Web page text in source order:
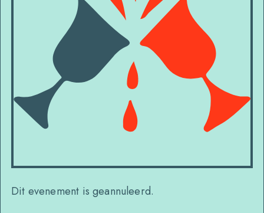
Dit evenement is geannuleerd.